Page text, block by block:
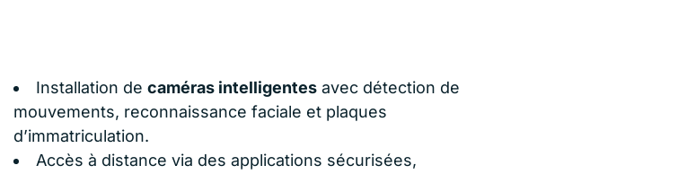
Installation de caméras intelligentes avec détection de
mouvements, reconnaissance faciale et plaques
d’immatriculation.
Accès à distance via des applications sécurisées,